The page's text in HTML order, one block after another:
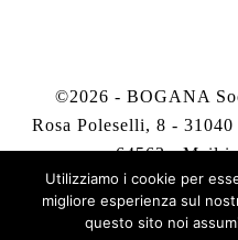
©2026 - BOGANA
Rosa Poleselli, 8 -
64563 - Mail
Privacy
Utilizziamo i cookie per
migliore esperienza sul
questo sito noi